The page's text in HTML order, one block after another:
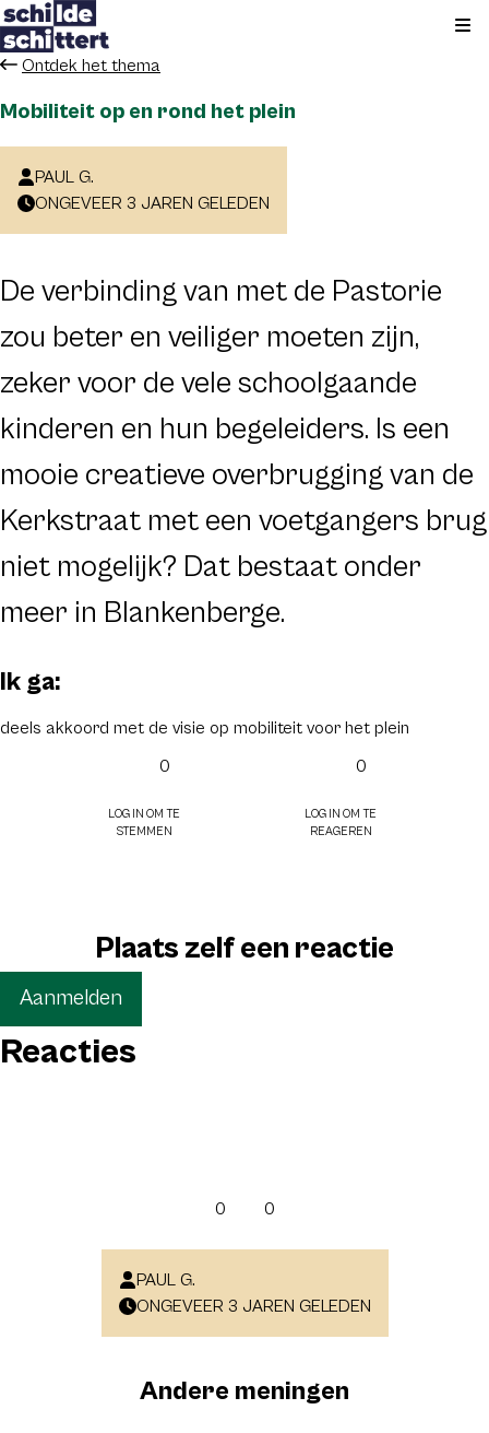
Ontdek het thema
Mobiliteit op en rond het plein
PAUL G.
ONGEVEER 3 JAREN GELEDEN
De verbinding van met de Pastorie
zou beter en veiliger moeten zijn,
zeker voor de vele schoolgaande
kinderen en hun begeleiders. Is een
mooie creatieve overbrugging van de
Kerkstraat met een voetgangers brug
niet mogelijk? Dat bestaat onder
meer in Blankenberge.
Ik ga:
deels akkoord met de visie op mobiliteit voor het plein
0
Log in om te
stemmen
0
Log in om te
reageren
Plaats zelf een reactie
Aanmelden
Reacties
0 0
PAUL G.
ONGEVEER 3 JAREN GELEDEN
Andere meningen